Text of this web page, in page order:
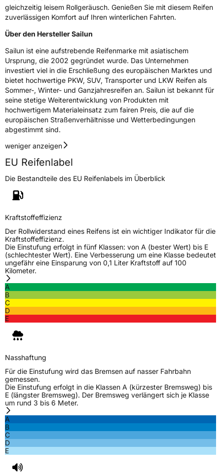
3PMSF / Schneeflockensymbol / Alpine-SymbolJa
Allgemeine Produktsicherheit (GPSR)
HerstellerkontaktSailun Europe GmbH, Grosser Hasenpfad 30
60598 Frankfurt Deutschland, www.sailun-
tyres.eu
gleichzeitig leisem Rollgeräusch. Genießen Sie mit diesem Reifen
zuverlässigen Komfort auf Ihren winterlichen Fahrten.
Über den Hersteller Sailun
Sailun ist eine aufstrebende Reifenmarke mit asiatischem
Ursprung, die 2002 gegründet wurde. Das Unternehmen
investiert viel in die Erschließung des europäischen Marktes und
bietet hochwertige PKW, SUV, Transporter und LKW Reifen als
Sommer-, Winter- und Ganzjahresreifen an. Sailun ist bekannt für
seine stetige Weiterentwicklung von Produkten mit
hochwertigem Materialeinsatz zum fairen Preis, die auf die
europäischen Straßenverhältnisse und Wetterbedingungen
abgestimmt sind.
weniger anzeigen
EU Reifenlabel
Die Bestandteile des EU Reifenlabels im Überblick
Kraftstoffeffizienz
Der Rollwiderstand eines Reifens ist ein wichtiger Indikator für die
Kraftstoffeffizienz.
Die Einstufung erfolgt in fünf Klassen: von A (bester Wert) bis E
(schlechtester Wert). Eine Verbesserung um eine Klasse bedeutet
ungefähr eine Einsparung von 0,1 Liter Kraftstoff auf 100
Kilometer.
A
B
C
D
E
Nasshaftung
Für die Einstufung wird das Bremsen auf nasser Fahrbahn
gemessen.
Die Einstufung erfolgt in die Klassen A (kürzester Bremsweg) bis
E (längster Bremsweg). Der Bremsweg verlängert sich je Klasse
um rund 3 bis 6 Meter.
A
B
C
D
E